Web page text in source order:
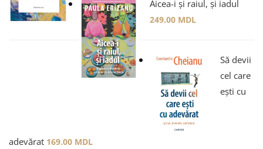
Aicea-i și raiul, și iadul
249.00 MDL
Să devii
cel care
ești cu
adevărat 169.00 MDL